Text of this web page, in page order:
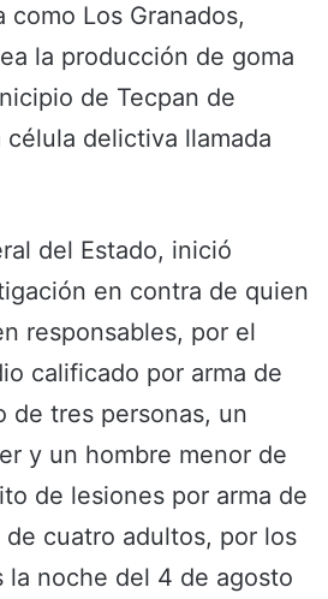
como Los Granados,
la producción de goma
de Tecpan de
célula delictiva llamada
del Estado, inició
en contra de quien
responsables, por el
calificado por arma de
de tres personas, un
y un hombre menor de
de lesiones por arma de
cuatro adultos, por los
la noche del 4 de agosto